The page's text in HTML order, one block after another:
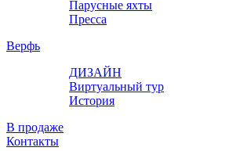
Парусные яхты
Пресса
Верфь
ДИЗАЙН
Виртуальный тур
История
В продаже
Контакты